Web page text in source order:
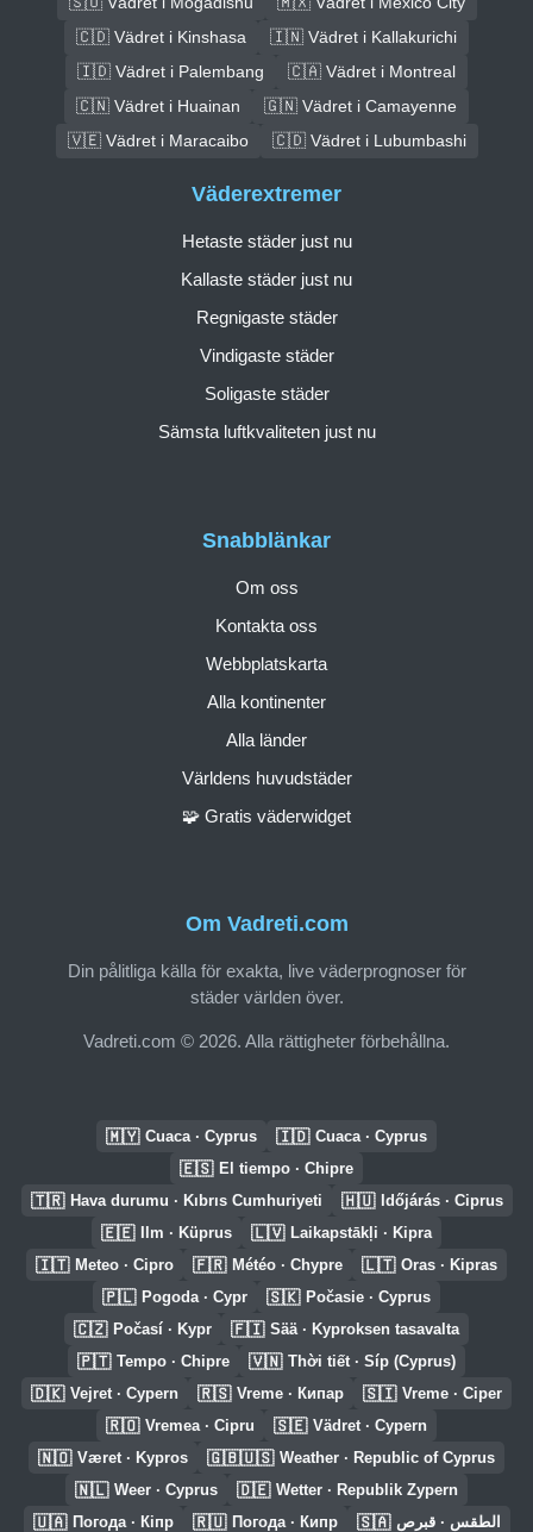
🇨🇩 Vädret i Kinshasa
🇮🇳 Vädret i Kallakurichi
🇮🇩 Vädret i Palembang
🇨🇦 Vädret i Montreal
🇨🇳 Vädret i Huainan
🇬🇳 Vädret i Camayenne
🇻🇪 Vädret i Maracaibo
🇨🇩 Vädret i Lubumbashi
Om Vadreti.com
Din pålitliga källa för exakta, live väderprognoser för
städer världen över.
Vadreti.com © 2026. Alla rättigheter förbehållna.
Snabblänkar
Om oss
Kontakta oss
Webbplatskarta
Alla kontinenter
Alla länder
Världens huvudstäder
🧩 Gratis väderwidget
Väderextremer
Hetaste städer just nu
Kallaste städer just nu
Regnigaste städer
Vindigaste städer
Soligaste städer
Sämsta luftkvaliteten just nu
🇲🇾 Cuaca · Cyprus 🇮🇩 Cuaca · Cyprus
🇪🇸 El tiempo · Chipre
🇹🇷 Hava durumu · Kıbrıs Cumhuriyeti 🇭🇺 Időjárás · Ciprus
🇪🇪 Ilm · Küprus 🇱🇻 Laikapstākļi · Kipra
🇮🇹 Meteo · Cipro 🇫🇷 Météo · Chypre 🇱🇹 Oras · Kipras
🇵🇱 Pogoda · Cypr 🇸🇰 Počasie · Cyprus
🇨🇿 Počasí · Kypr 🇫🇮 Sää · Kyproksen tasavalta
🇵🇹 Tempo · Chipre 🇻🇳 Thời tiết · Síp (Cyprus)
🇩🇰 Vejret · Cypern 🇷🇸 Vreme · Кипар 🇸🇮 Vreme · Ciper
🇷🇴 Vremea · Cipru 🇸🇪 Vädret · Cypern
🇳🇴 Været · Kypros 🇬🇧🇺🇸 Weather · Republic of Cyprus
🇳🇱 Weer · Cyprus 🇩🇪 Wetter · Republik Zypern
🇺🇦 Погода · Кіпр 🇷🇺 Погода · Кипр 🇸🇦 الطقس · قبرص